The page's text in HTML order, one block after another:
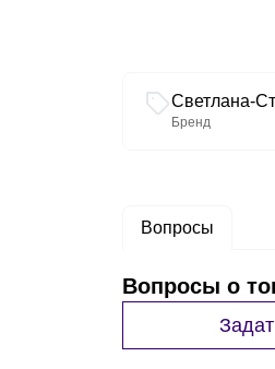
Светлана-
Бренд
Вопросы
Вопросы о